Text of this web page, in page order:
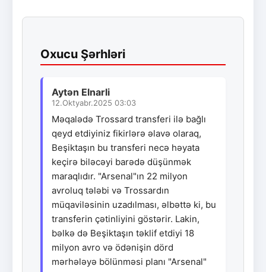
Oxucu Şərhləri
Aytən Elnarli
12.Oktyabr.2025 03:03
Məqalədə Trossard transferi ilə bağlı
qeyd etdiyiniz fikirlərə əlavə olaraq,
Beşiktaşın bu transferi necə həyata
keçirə biləcəyi barədə düşünmək
maraqlıdır. "Arsenal"ın 22 milyon
avroluq tələbi və Trossardın
müqaviləsinin uzadılması, əlbəttə ki, bu
transferin çətinliyini göstərir. Lakin,
bəlkə də Beşiktaşın təklif etdiyi 18
milyon avro və ödənişin dörd
mərhələyə bölünməsi planı "Arsenal"